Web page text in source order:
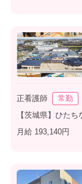
正看護師 常勤
【茨城県】ひたち
月給 193,140円